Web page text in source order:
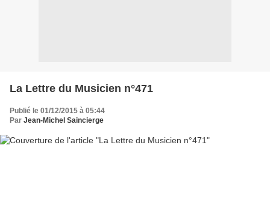
La Lettre du Musicien n°471
Publié le 01/12/2015 à 05:44
Par Jean-Michel Saincierge